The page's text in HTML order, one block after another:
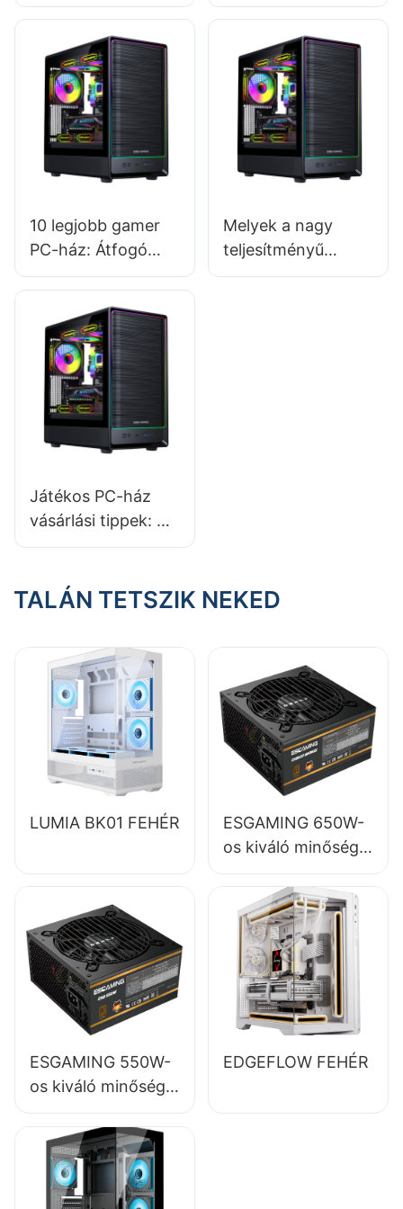
játékgép-
házgyártóknál
gyártóként
10 legjobb gamer
PC-ház: Átfogó
vásárlói lista
Melyek a nagy
teljesítményű
gamer PC-házak
Játékos PC-ház
vásárlási tippek: A
ház és az alaplapok
ellenőrzése
TALÁN TETSZIK NEKED
LUMIA BK01 FEHÉR
ESGAMING 650W-
os kiváló minőségű,
85%-os hatásfokú,
teljes modulos, 80+
bronz színű asztali
számítógép
tápegységek
ESB650W
ESGAMING 550W-
os kiváló minőségű,
85%-os hatásfokú,
80+ bronz színű
asztali számítógép
tápegység,
EDGEFLOW FEHÉR